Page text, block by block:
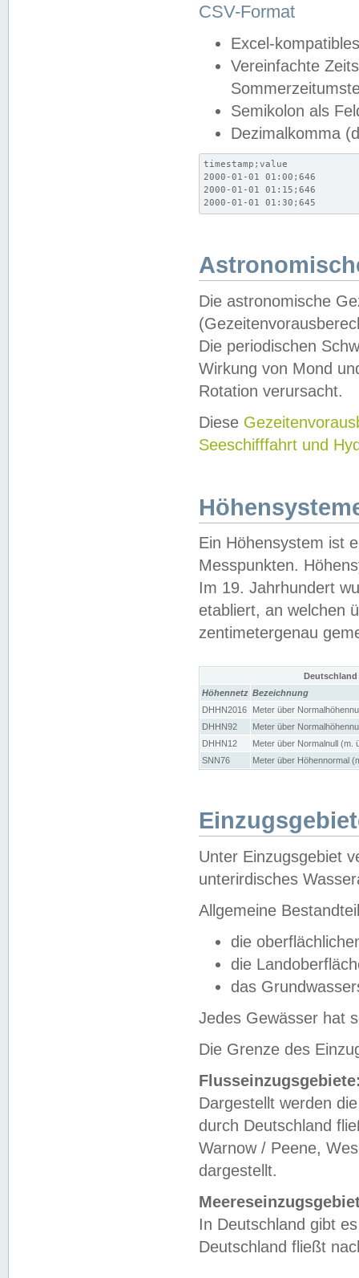
CSV-Format
Excel-
Vereinfachte
Semikolon als
Dezimalkomma
timestamp;value
2000-01-01 01:00;646
2000-01-01 01:15;646
2000-01-01 01:30;645
Die astronomische
Die periodischen
Wirkung von Mond
Rotation verursacht.
Diese
Seeschifffahrt und
Ein Höhensystem ist
Messpunkten.
Im 19. Jahrhundert
etabliert, an welchen
zentimetergenau
Höhennetz Bezeichnung
DHHN2016
Meter über
DHHN92
Meter über
DHHN12
Meter über Normalnull (m.
SNN76
Meter über Höhennormal
Unter Einzugsgebiet
unterirdisches
Allgemeine
die
die
das
Jedes Gewässer hat
Die Grenze des
Dargestellt werden
durch Deutschland
Warnow / Peene,
dargestellt.
In Deutschland gibt
Deutschland fließt